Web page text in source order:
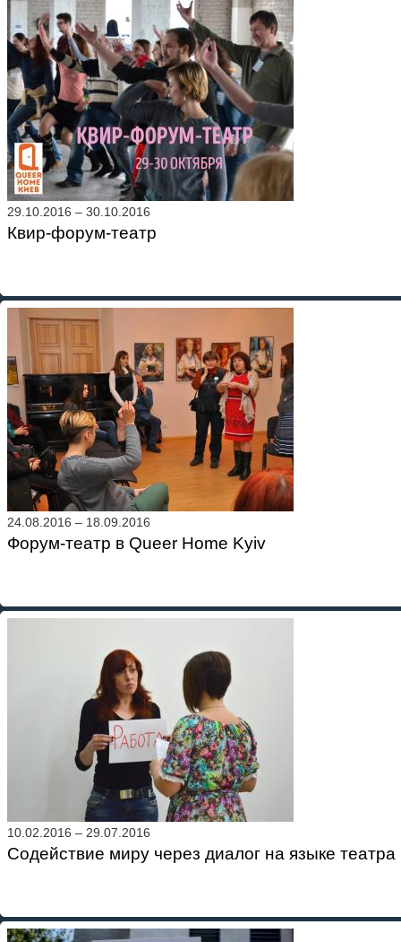
29.10.2016 – 30.10.2016
Квир-форум-театр
24.08.2016 – 18.09.2016
Форум-театр в Queer Home Kyiv
10.02.2016 – 29.07.2016
Содействие миру через диалог на языке театра